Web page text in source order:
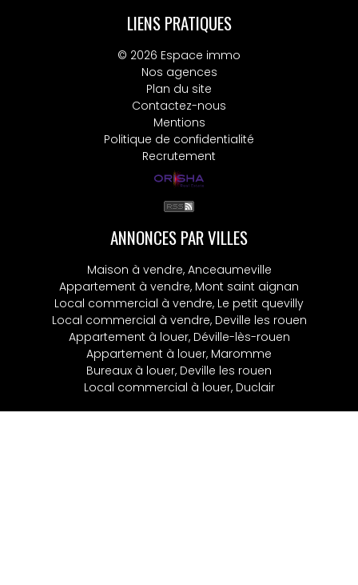
LIENS PRATIQUES
© 2026 Espace immo
Nos agences
Plan du site
Contactez-nous
Mentions
Politique de confidentialité
Recrutement
ANNONCES PAR VILLES
Maison à vendre, Anceaumeville
Appartement à vendre, Mont saint aignan
Local commercial à vendre, Le petit quevilly
Local commercial à vendre, Deville les rouen
Appartement à louer, Déville-lès-rouen
Appartement à louer, Maromme
Bureaux à louer, Deville les rouen
Local commercial à louer, Duclair